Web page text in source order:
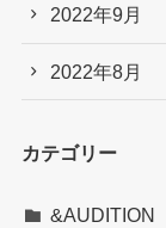
2022年9月
2022年8月
カテゴリー
&AUDITION